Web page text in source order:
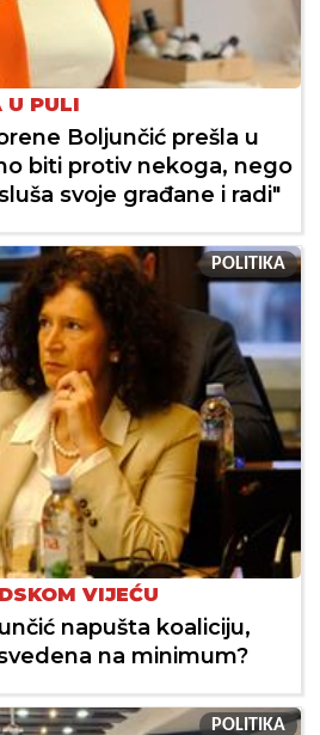
U PULI
Boljunčić prešla u
biti protiv nekoga, nego
svoje građane i radi"
POLITIKA
VIJEĆU
napušta koaliciju,
na minimum?
POLITIKA